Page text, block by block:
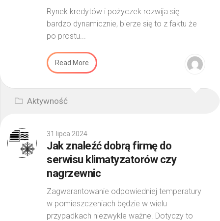
Rynek kredytów i pożyczek rozwija się
bardzo dynamicznie, bierze się to z faktu że
po prostu...
Read More
Aktywność
31 lipca 2024
Jak znaleźć dobrą firmę do
serwisu klimatyzatorów czy
nagrzewnic
Zagwarantowanie odpowiedniej temperatury
w pomieszczeniach będzie w wielu
przypadkach niezwykle ważne. Dotyczy to